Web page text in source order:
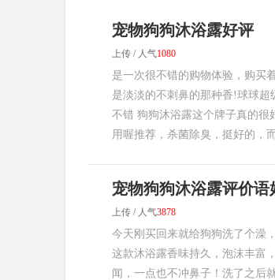
宠物狗狗沐浴露好评
上传 / 人气1080
是一次很不错的购物体验，购买
是淡淡的不刺鼻的那种香!球球
不错 狗狗沐浴露这个牌子真的很
用喔推荐，杀菌除臭，挺好的，
宠物狗狗沐浴露评价语
上传 / 人气3878
今天刚买回来就给狗狗洗了个澡
这款沐浴露香味持久，泡沫丰富
闻，一点也不冲鼻子！洗了之后